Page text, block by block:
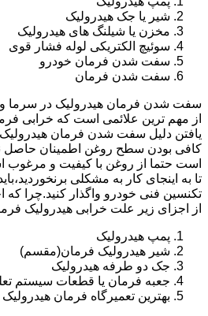
شیر یا جک هیدرولیک
مخزن یا شیلنگ های هیدرولیک
سوئیچ الکتریکی لوله فشار قوی
سفت شدن فرمان خودرو
سفت شدن فرمان
سفت شدن فرمان هیدرولیک در سرما
از مهم ترین علائمی است که خرابی
یافتن دلیل سفت شدن فرمان
کافی بودن سطح روغن اطمینان حاصل
است حتما از روغن با کیفیت و مرغوب
تا به اینجای کار به مشکلی
تکنسین فنی خودرو واگذار کنید.چرا
از اجزای زیر علت خرابی هیدرولیک
پمپ هیدرولیک
شیر هیدرولیک فرمان(مقسم)
جک دو طرفه هیدرولیک
جعبه فرمان یا قطعات سیستم
بهترین تعمیرگاه فرمان هیدرولیک